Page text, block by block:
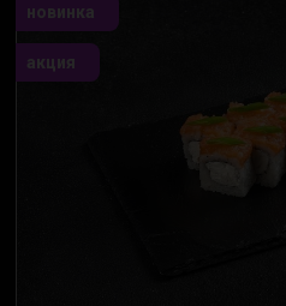
новинка
акция